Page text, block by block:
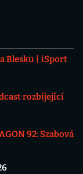
Blesku
iSport
rozbíjející
92: Szabová